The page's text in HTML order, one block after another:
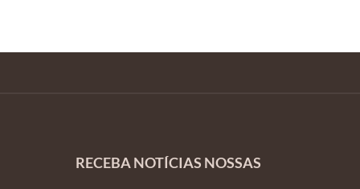
RECEBA NOTÍCIAS NOSSAS